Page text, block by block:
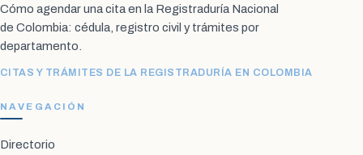
Cómo agendar una cita en la Registraduría Nacional
de Colombia: cédula, registro civil y trámites por
departamento.
CITAS Y TRÁMITES DE LA REGISTRADURÍA EN COLOMBIA
NAVEGACIÓN
Directorio